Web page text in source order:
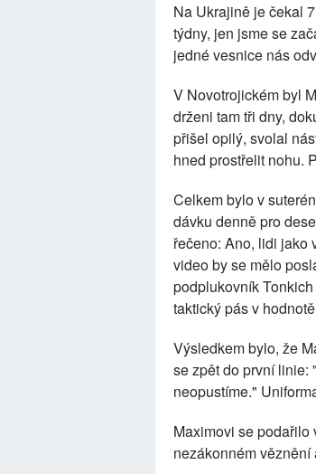
Na Ukrajině je čekal
týdny, jen jsme se
jedné vesnice nás
V Novotrojickém byl
drženi tam tři dny,
přišel opilý, svolal
hned prostřelit nohu.
Celkem bylo v
dávku denně pro
řečeno: Ano, lidi jako
video by se mělo
podplukovník
taktický pás v
Výsledkem bylo, že
se zpět do první linie:
neopustíme."
Maximovi se podařilo
nezákonném